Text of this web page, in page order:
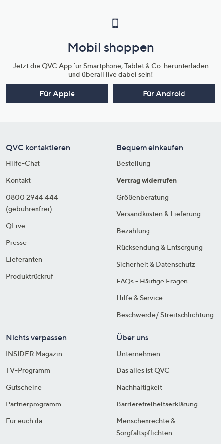
Mobil shoppen
Jetzt die QVC App für Smartphone, Tablet & Co. herunterladen
und überall live dabei sein!
Für Apple Für Android
QVC kontaktieren
Hilfe-Chat
Kontakt
0800 2944 444
(gebührenfrei)
QLive
Presse
Lieferanten
Produktrückruf
Bequem einkaufen
Bestellung
Vertrag widerrufen
Größenberatung
Versandkosten & Lieferung
Bezahlung
Rücksendung & Entsorgung
Sicherheit & Datenschutz
FAQs - Häufige Fragen
Hilfe & Service
Beschwerde/ Streitschlichtung
Nichts verpassen
INSIDER Magazin
TV-Programm
Gutscheine
Partnerprogramm
Für euch da
Über uns
Unternehmen
Das alles ist QVC
Nachhaltigkeit
Barrierefreiheitserklärung
Menschenrechte &
Sorgfaltspflichten